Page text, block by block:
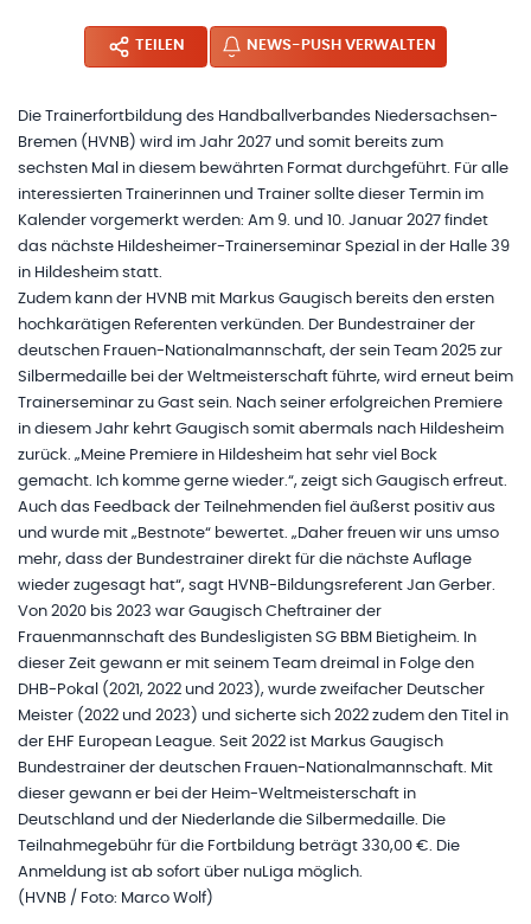
TEILEN NEWS-PUSH VERWALTEN
Die Trainerfortbildung des Handballverbandes Niedersachsen-
Bremen (HVNB) wird im Jahr 2027 und somit bereits zum
sechsten Mal in diesem bewährten Format durchgeführt. Für alle
interessierten Trainerinnen und Trainer sollte dieser Termin im
Kalender vorgemerkt werden: Am 9. und 10. Januar 2027 findet
das nächste Hildesheimer-Trainerseminar Spezial in der Halle 39
in Hildesheim statt.
Zudem kann der HVNB mit Markus Gaugisch bereits den ersten
hochkarätigen Referenten verkünden. Der Bundestrainer der
deutschen Frauen-Nationalmannschaft, der sein Team 2025 zur
Silbermedaille bei der Weltmeisterschaft führte, wird erneut beim
Trainerseminar zu Gast sein. Nach seiner erfolgreichen Premiere
in diesem Jahr kehrt Gaugisch somit abermals nach Hildesheim
zurück. „Meine Premiere in Hildesheim hat sehr viel Bock
gemacht. Ich komme gerne wieder.“, zeigt sich Gaugisch erfreut.
Auch das Feedback der Teilnehmenden fiel äußerst positiv aus
und wurde mit „Bestnote“ bewertet. „Daher freuen wir uns umso
mehr, dass der Bundestrainer direkt für die nächste Auflage
wieder zugesagt hat“, sagt HVNB-Bildungsreferent Jan Gerber.
Von 2020 bis 2023 war Gaugisch Cheftrainer der
Frauenmannschaft des Bundesligisten SG BBM Bietigheim. In
dieser Zeit gewann er mit seinem Team dreimal in Folge den
DHB-Pokal (2021, 2022 und 2023), wurde zweifacher Deutscher
Meister (2022 und 2023) und sicherte sich 2022 zudem den Titel in
der EHF European League. Seit 2022 ist Markus Gaugisch
Bundestrainer der deutschen Frauen-Nationalmannschaft. Mit
dieser gewann er bei der Heim-Weltmeisterschaft in
Deutschland und der Niederlande die Silbermedaille. Die
Teilnahmegebühr für die Fortbildung beträgt 330,00 €. Die
Anmeldung ist ab sofort über nuLiga möglich.
(HVNB / Foto: Marco Wolf)